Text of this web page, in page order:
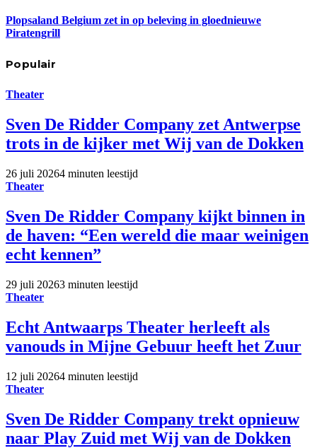
Plopsaland Belgium zet in op beleving in gloednieuwe
Piratengrill
Populair
Theater
Sven De Ridder Company zet Antwerpse
trots in de kijker met Wij van de Dokken
26 juli 20264 minuten leestijd
Theater
Sven De Ridder Company kijkt binnen in
de haven: “Een wereld die maar weinigen
echt kennen”
29 juli 20263 minuten leestijd
Theater
Echt Antwaarps Theater herleeft als
vanouds in Mijne Gebuur heeft het Zuur
12 juli 20264 minuten leestijd
Theater
Sven De Ridder Company trekt opnieuw
naar Play Zuid met Wij van de Dokken